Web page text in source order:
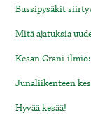
Bussipysäkit
Mitä ajatuksia
Kesän Grani-
Junaliikenteen
Hyvää kesää!